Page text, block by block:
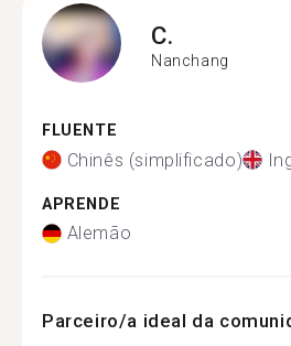
C.
Nanchang
FLUENTE
Chinês (simplificado)
APRENDE
Alemão
Parceiro/a ideal da